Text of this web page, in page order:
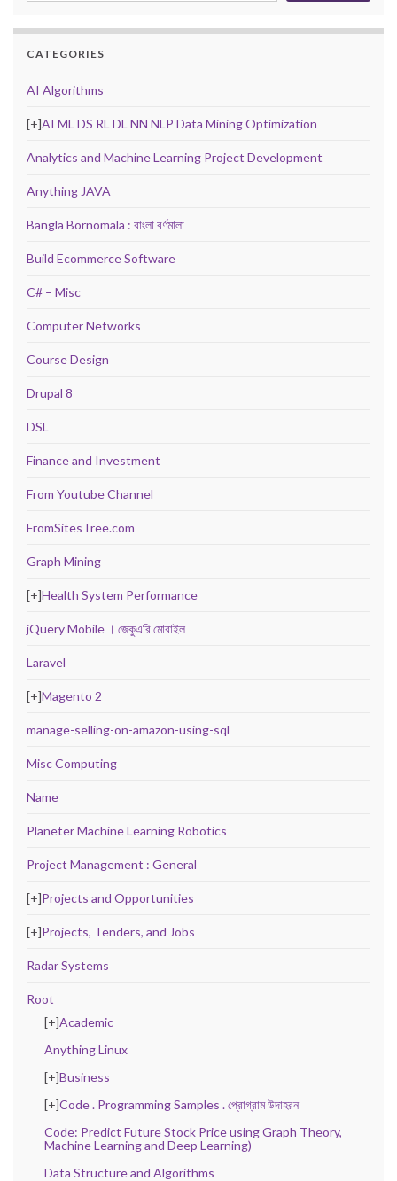
CATEGORIES
AI Algorithms
[+]AI ML DS RL DL NN NLP Data Mining Optimization
Analytics and Machine Learning Project Development
Anything JAVA
Bangla Bornomala : বাংলা বর্ণমালা
Build Ecommerce Software
C# – Misc
Computer Networks
Course Design
Drupal 8
DSL
Finance and Investment
From Youtube Channel
FromSitesTree.com
Graph Mining
[+]Health System Performance
jQuery Mobile । জেকুএরি মোবাইল
Laravel
[+]Magento 2
manage-selling-on-amazon-using-sql
Misc Computing
Name
Planeter Machine Learning Robotics
Project Management : General
[+]Projects and Opportunities
[+]Projects, Tenders, and Jobs
Radar Systems
Root
[+]Academic
Anything Linux
[+]Business
[+]Code . Programming Samples . প্রোগ্রাম উদাহরন
Code: Predict Future Stock Price using Graph Theory,
Machine Learning and Deep Learning)
Data Structure and Algorithms